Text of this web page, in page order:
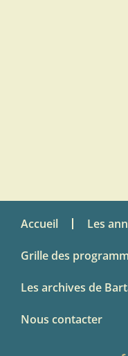
Accueil Les
Grille des
Les archives de
Nous contacter